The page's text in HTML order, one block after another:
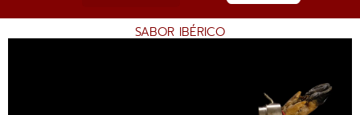
SABOR IBÉRICO